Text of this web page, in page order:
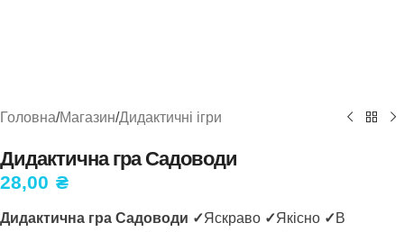
Головна/Магазин/Дидактичні ігри
Дидактична гра Садоводи
28,00 ₴
Дидактична гра Садоводи ✓Яскраво ✓Якісно ✓В